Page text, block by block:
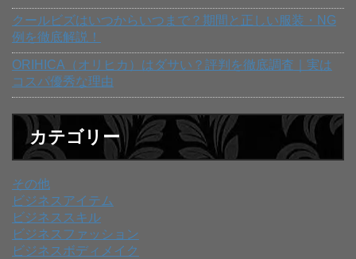
クールビズはいつからいつまで？期間と正しい服装・NG
例を徹底解説！
ORIHICA（オリヒカ）はダサい？評判を徹底調査｜実は
コスパ優秀な理由
カテゴリー
その他
ビジネスアイテム
ビジネススキル
ビジネスファッション
ビジネスボディメイク